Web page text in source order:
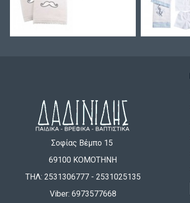
Σοφίας Βέμπο 15
69100 ΚΟΜΟΤΗΝΗ
ΤΗΛ: 2531306777 - 2531025135
Viber: 6973577668